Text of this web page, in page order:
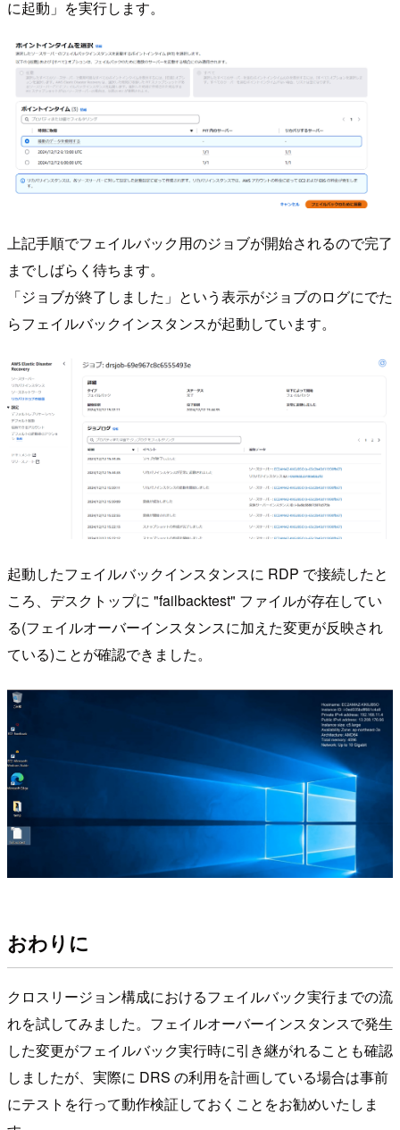
に起動」を実行します。
上記手順でフェイルバック用のジョブが開始されるので完了
までしばらく待ちます。
「ジョブが終了しました」という表示がジョブのログにでた
らフェイルバックインスタンスが起動しています。
起動したフェイルバックインスタンスに RDP で接続したと
ころ、デスクトップに "failbacktest" ファイルが存在してい
る(フェイルオーバーインスタンスに加えた変更が反映され
ている)ことが確認できました。
おわりに
クロスリージョン構成におけるフェイルバック実行までの流
れを試してみました。フェイルオーバーインスタンスで発生
した変更がフェイルバック実行時に引き継がれることも確認
しましたが、実際に DRS の利用を計画している場合は事前
にテストを行って動作検証しておくことをお勧めいたしま